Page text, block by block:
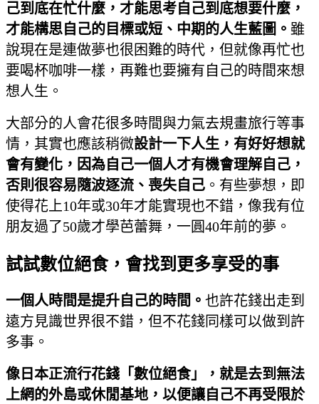
己到底在忙什麼，才能思考自己到底想要什麼，
才能構思自己的目標或短、中期的人生藍圖。 雖
說現在是連做夢也很困難的時代，但就像再忙也
要喝杯咖啡一樣，再難也要擁有自己的時間來想
想人生。
大部分的人會花很多時間與力氣去規畫旅行等事
情，其實也應該稍微設計一下人生，有好好想就
會有變化，因為自己一個人才有機會理解自己，
否則很容易隨波逐流、喪失自己 。有些夢想，即
使得花上10年或30年才能實現也不錯，像我有位
朋友過了50歲才學芭蕾舞，一圓40年前的夢。
試試數位絕食，會找到更多享受的事
一個人時間是提升自己的時間。 也許花錢出走到
遠方見識世界很不錯，但不花錢同樣可以做到許
多事。
像日本正流行花錢「數位絕食」，就是去到無法
上網的外島或休閒基地，以便讓自己不再受限於